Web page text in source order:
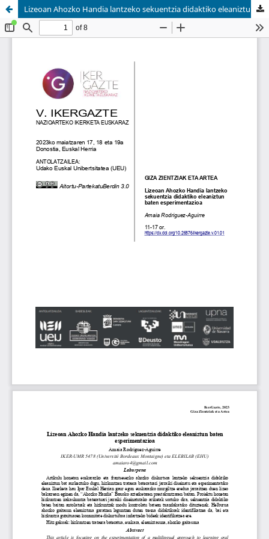
Lizeoan Ahozko Handia lantzeko sekuentzia didaktiko eleaniztun baten esperimentazioa